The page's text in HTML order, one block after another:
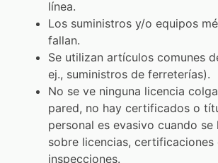
línea.
Los suministros y/o equipos
fallan.
Se utilizan artículos comunes
ej., suministros de ferreterías).
No se ve ninguna licencia
pared, no hay certificados o
personal es evasivo cuando se
sobre licencias, certificaciones
inspecciones.